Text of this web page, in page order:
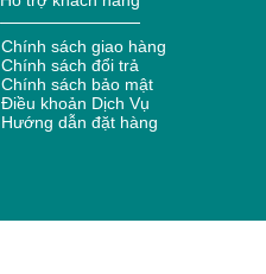
Chính sách giao hàng
Chính sách đổi trả
Chính sách bảo mật
Điều khoản Dịch Vụ
Hướng dẫn đặt hàng